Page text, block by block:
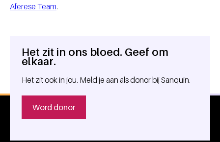
Aferese Team.
Algemene informatie
Het zit in ons bloed. Geef om
elkaar.
Het zit ook in jou. Meld je aan als donor bij Sanquin.
Word donor